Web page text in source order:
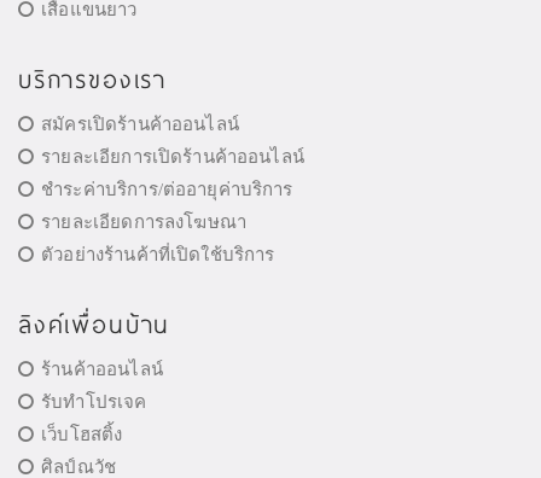
เสื้อแขนยาว
บริการของเรา
สมัครเปิดร้านค้าออนไลน์
รายละเอียการเปิดร้านค้าออนไลน์
ชำระค่าบริการ/ต่ออายุค่าบริการ
รายละเอียดการลงโฆษณา
ตัวอย่างร้านค้าที่เปิดใช้บริการ
ลิงค์เพื่อนบ้าน
ร้านค้าออนไลน์
รับทำโปรเจค
เว็บโฮสติ้ง
ศิลป์ณวัช